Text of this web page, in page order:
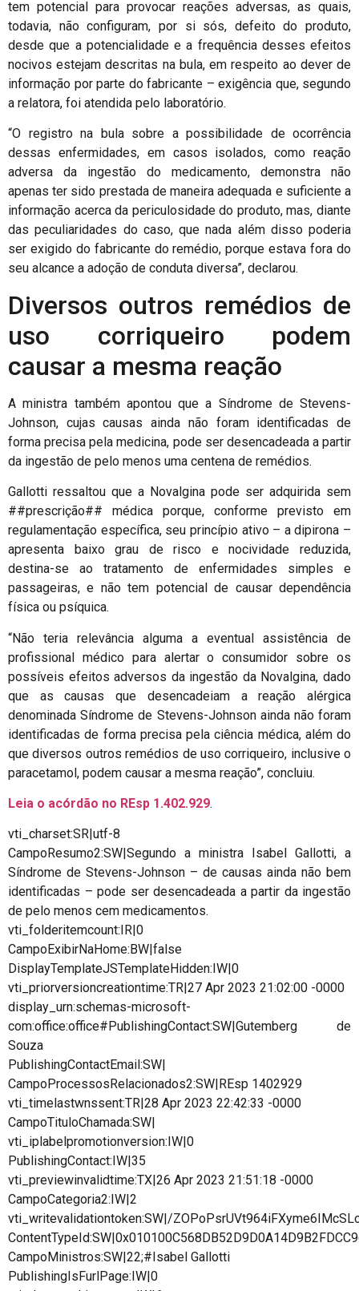
tem potencial para provocar reações adversas, as quais,
todavia, não configuram, por si sós, defeito do produto,
desde que a potencialidade e a frequência desses efeitos
nocivos estejam descritas na bula, em respeito ao dever de
informação por parte do fabricante – exigência que, segundo
a relatora, foi atendida pelo laboratório.
“O registro na bula sobre a possibilidade de ocorrência
dessas enfermidades, em casos isolados, como reação
adversa da ingestão do medicamento, demonstra não
apenas ter sido prestada de maneira adequada e suficiente a
informação acerca da periculosidade do produto, mas, diante
das peculiaridades do caso, que nada além disso poderia
ser exigido do fabricante do remédio, porque estava fora do
seu alcance a adoção de conduta diversa”, declarou.
Diversos outros remédios de
uso corriqueiro podem
causar a mesma reação
A ministra também apontou que a Síndrome de Stevens-
Johnson, cujas causas ainda não foram identificadas de
forma precisa pela medicina, pode ser desencadeada a partir
da ingestão de pelo menos uma centena de remédios.
Gallotti ressaltou que a Novalgina pode ser adquirida sem
##prescrição## médica porque, conforme previsto em
regulamentação específica, seu princípio ativo – a dipirona –
apresenta baixo grau de risco e nocividade reduzida,
destina-se ao tratamento de enfermidades simples e
passageiras, e não tem potencial de causar dependência
física ou psíquica.
“Não teria relevância alguma a eventual assistência de
profissional médico para alertar o consumidor sobre os
possíveis efeitos adversos da ingestão da Novalgina, dado
que as causas que desencadeiam a reação alérgica
denominada Síndrome de Stevens-Johnson ainda não foram
identificadas de forma precisa pela ciência médica, além do
que diversos outros remédios de uso corriqueiro, inclusive o
paracetamol, podem causar a mesma reação”, concluiu.
Leia o acórdão no REsp 1.402.929.
vti_charset:SR|utf-8
CampoResumo2:SW|Segundo a ministra Isabel Gallotti, a
Síndrome de Stevens-Johnson – de causas ainda não bem
identificadas – pode ser desencadeada a partir da ingestão
de pelo menos cem medicamentos.
vti_folderitemcount:IR|0
CampoExibirNaHome:BW|false
DisplayTemplateJSTemplateHidden:IW|0
vti_priorversioncreationtime:TR|27 Apr 2023 21:02:00 -0000
display_urn:schemas-microsoft-
com:office:office#PublishingContact:SW|Gutemberg de
Souza
PublishingContactEmail:SW|
CampoProcessosRelacionados2:SW|REsp 1402929
vti_timelastwnssent:TR|28 Apr 2023 22:42:33 -0000
CampoTituloChamada:SW|
vti_iplabelpromotionversion:IW|0
PublishingContact:IW|35
vti_previewinvalidtime:TX|26 Apr 2023 21:51:18 -0000
CampoCategoria2:IW|2
vti_writevalidationtoken:SW|/
CampoMinistros:SW|22;#Isabel Gallotti
PublishingIsFurlPage:IW|0